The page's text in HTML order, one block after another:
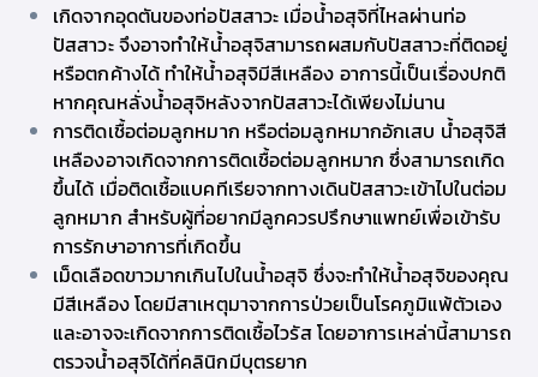
เกิดจากอุดตันของท่อปัสสาวะ เมื่อน้ำอสุจิที่ไหลผ่านท่อ
ปัสสาวะ จึงอาจทำให้น้ำอสุจิสามารถผสมกับปัสสาวะที่ติดอยู่
หรือตกค้างได้ ทำให้น้ำอสุจิมีสีเหลือง อาการนี้เป็นเรื่องปกติ
หากคุณหลั่งน้ำอสุจิหลังจากปัสสาวะได้เพียงไม่นาน
การติดเชื้อต่อมลูกหมาก หรือต่อมลูกหมากอักเสบ น้ำอสุจิสี
เหลืองอาจเกิดจากการติดเชื้อต่อมลูกหมาก ซึ่งสามารถเกิด
ขึ้นได้ เมื่อติดเชื้อแบคทีเรียจากทางเดินปัสสาวะเข้าไปในต่อม
ลูกหมาก สำหรับผู้ที่อยากมีลูกควรปรึกษาแพทย์เพื่อเข้ารับ
การรักษาอาการที่เกิดขึ้น
เม็ดเลือดขาวมากเกินไปในน้ำอสุจิ ซึ่งจะทำให้น้ำอสุจิของคุณ
มีสีเหลือง โดยมีสาเหตุมาจากการป่วยเป็นโรคภูมิแพ้ตัวเอง
และอาจจะเกิดจากการติดเชื้อไวรัส โดยอาการเหล่านี้สามารถ
ตรวจน้ำอสุจิได้ที่คลินิกมีบุตรยาก